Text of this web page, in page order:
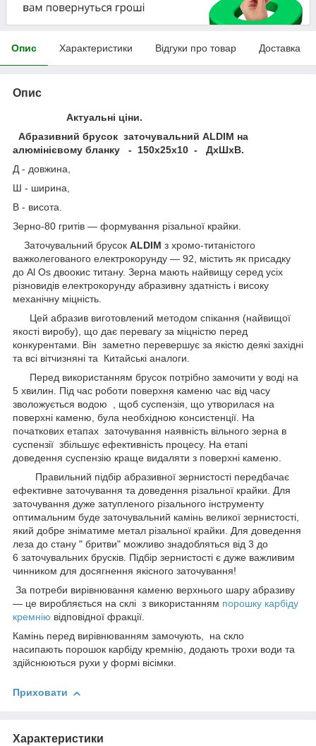
Опис Характеристики Відгуки про товар Доставка
Опис
Актуальні ціни.
Абразивний брусок заточувальний ALDIM на
алюмінієвому бланку - 150х25х10 - ДхШхВ.
Д - довжина,
Ш - ширина,
В - висота.
Зерно-80 гритів — формування різальної крайки.
Заточувальний брусок ALDIM з хромо-титаністого
важколегованого електрокорунду — 92, містить як присадку
до Al Os двоокис титану. Зерна мають найвищу серед усіх
різновидів електрокорунду абразивну здатність і високу
механічну міцність.
Цей абразив виготовлений методом спікання (найвищої
якості виробу), що дає перевагу за міцністю перед
конкурентами. Він заметно перевершує за якістю деякі західні
та всі вітчизняні та Китайські аналоги.
Перед використанням брусок потрібно замочити у воді на
5 хвилин. Під час роботи поверхня каменю час від часу
зволожується водою , щоб суспензія, що утворилася на
поверхні каменю, була необхідною консистенції. На
початкових етапах заточування наявність вільного зерна в
суспензії збільшує ефективність процесу. На етапі
доведення суспензію краще видаляти з поверхні каменю.
Правильний підбір абразивної зернистості передбачає
ефективне заточування та доведення різальної крайки. Для
заточування дуже затупленого різального інструменту
оптимальним буде заточувальний камінь великої зернистості,
який добре зніматиме метал різальної крайки. Для доведення
леза до стану " бритви" можливо знадобляться від 3 до
6 заточувальних брусків. Підбір зернистості є дуже важливим
чинником для досягнення якісного заточування!
За потреби вирівнювання каменю верхнього шару абразиву
— це виробляється на склі з використанням порошку карбіду
кремнію відповідної фракції.
Камінь перед вирівнюванням замочують, на скло
насипають порошок карбіду кремнію, додають трохи води та
здійснюються рухи у формі вісімки.
Приховати
Характеристики